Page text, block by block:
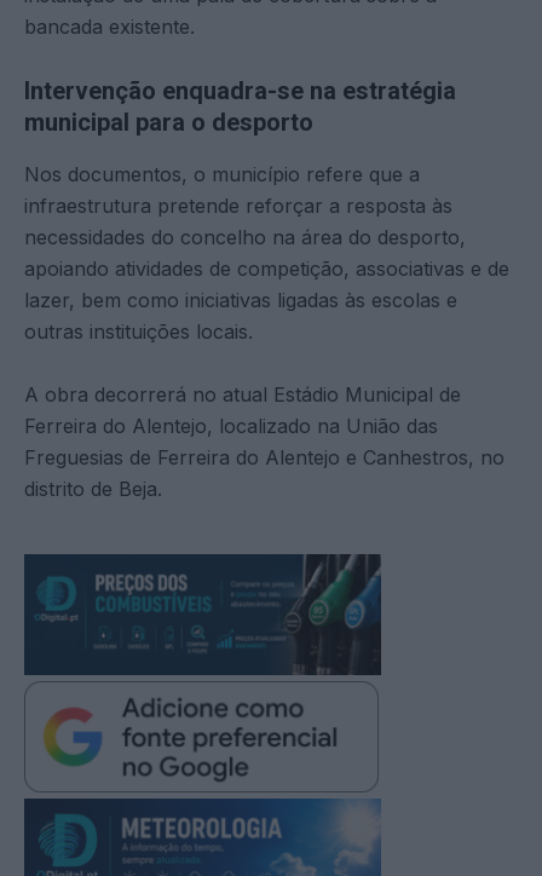
bancada existente.
Intervenção enquadra-se na estratégia
municipal para o desporto
Nos documentos, o município refere que a
infraestrutura pretende reforçar a resposta às
necessidades do concelho na área do desporto,
apoiando atividades de competição, associativas e de
lazer, bem como iniciativas ligadas às escolas e
outras instituições locais.
A obra decorrerá no atual Estádio Municipal de
Ferreira do Alentejo, localizado na União das
Freguesias de Ferreira do Alentejo e Canhestros, no
distrito de Beja.